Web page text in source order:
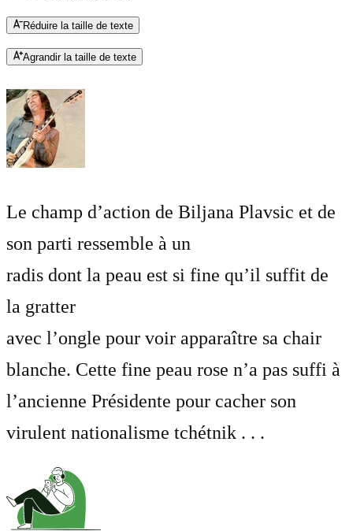
Réduire la taille de texte
Agrandir la taille de texte
Le champ d’action de Biljana Plavsic et de
son parti ressemble à un
radis dont la peau est si fine qu’il suffit de
la gratter
avec l’ongle pour voir apparaître sa chair
blanche. Cette fine peau rose n’a pas suffi à
l’ancienne Présidente pour cacher son
virulent nationalisme tchétnik . . .